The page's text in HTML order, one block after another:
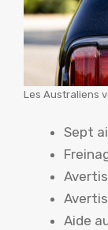
Les Australiens
Sept
Aide